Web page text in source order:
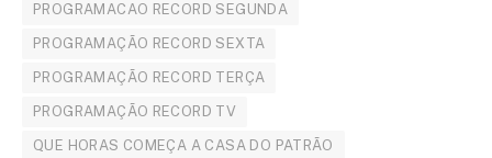
PROGRAMACAO RECORD SEGUNDA
PROGRAMAÇÃO RECORD SEXTA
PROGRAMAÇÃO RECORD TERÇA
PROGRAMAÇÃO RECORD TV
QUE HORAS COMEÇA A CASA DO PATRÃO